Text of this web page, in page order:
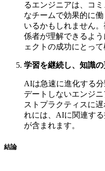
るエンジニアは、コ
なチームで効果的に
いるかもしれません
係者が理解できるよ
ェクトの成功にとって
学習を継続し、知識
AIは急速に進化する
デートしないエンジ
ストプラクティスに
れには、AIに関連す
が含まれます。
結論